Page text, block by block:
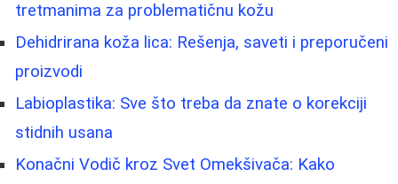
tretmanima za problematičnu kožu
Dehidrirana koža lica: Rešenja, saveti i preporučeni
proizvodi
Labioplastika: Sve što treba da znate o korekciji
stidnih usana
Konačni Vodič kroz Svet Omekšivača: Kako